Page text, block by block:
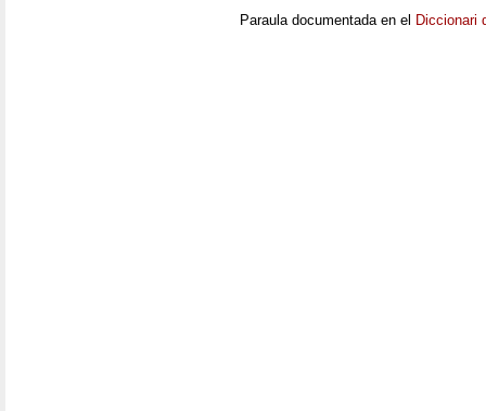
Paraula documentada en el Diccionari